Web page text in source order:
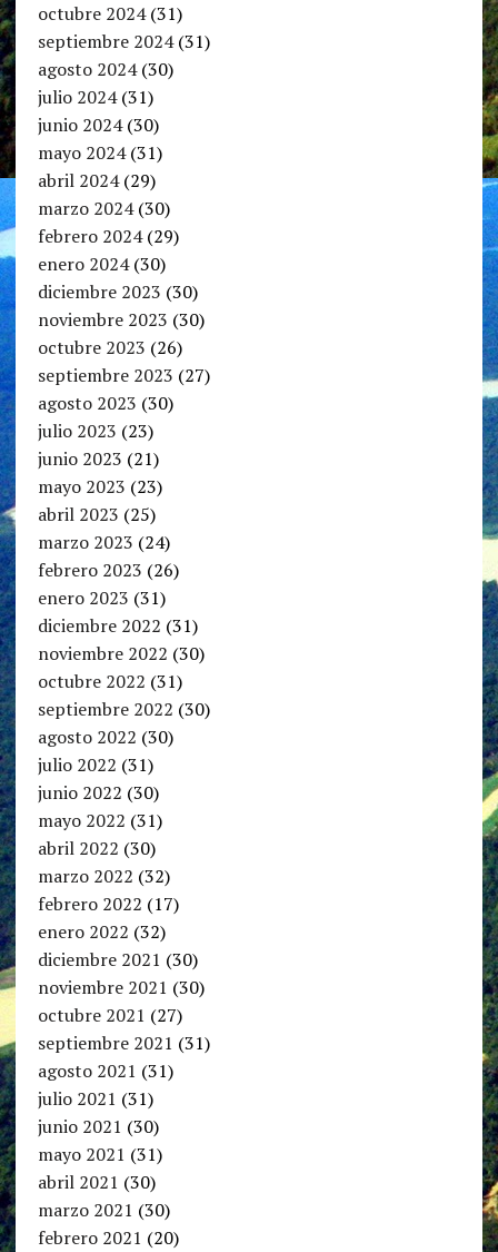
octubre 2024(31)
septiembre 2024(31)
agosto 2024(30)
julio 2024(31)
junio 2024(30)
mayo 2024(31)
abril 2024(29)
marzo 2024(30)
febrero 2024(29)
enero 2024(30)
diciembre 2023 (30)
noviembre 2023 (30)
octubre 2023 (26)
septiembre 2023 (27)
agosto 2023 (30)
julio 2023 (23)
junio 2023 (21)
mayo 2023 (23)
abril 2023 (25)
marzo 2023 (24)
febrero 2023 (26)
enero 2023 (31)
diciembre 2022 (31)
noviembre 2022 (30)
octubre 2022 (31)
septiembre 2022 (30)
agosto 2022 (30)
julio 2022 (31)
junio 2022 (30)
mayo 2022 (31)
abril 2022 (30)
marzo 2022 (32)
febrero 2022 (17)
enero 2022 (32)
diciembre 2021 (30)
noviembre 2021 (30)
octubre 2021 (27)
septiembre 2021 (31)
agosto 2021 (31)
julio 2021 (31)
junio 2021 (30)
mayo 2021 (31)
abril 2021 (30)
marzo 2021 (30)
febrero 2021 (20)